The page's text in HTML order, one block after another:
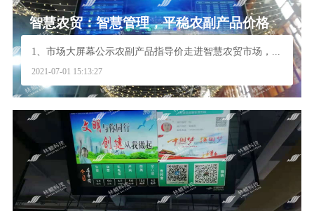
智慧农贸：智慧管理，平稳农副产品价格
1、市场大屏幕公示农副产品指导价走进智慧农贸市场，...
2021-07-01 15:13:27